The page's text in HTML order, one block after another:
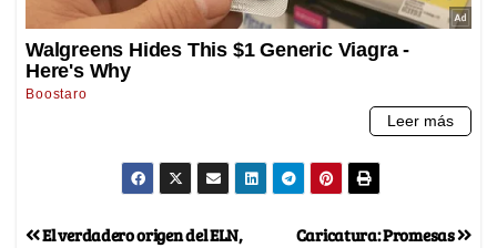
Caricatura: Promesas
El verdadero origen del ELN,